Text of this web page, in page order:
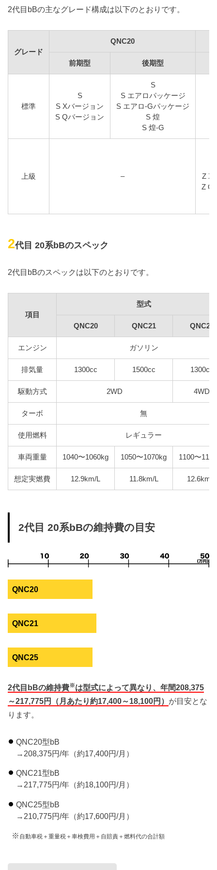
2代目bBの主なグレード構成は以下のとおりです。
グレード
QNC20
前期型 後期型
標準
S
S Xバージョン
S Qバージョン
S
S エアロパッケージ
S エアロ-Gパッケージ
S 煌
S 煌-G
上級 –
Z X
Z Q
2代目 20系bBのスペック
2代目bBのスペックは以下のとおりです。
項目
型式
QNC20 QNC21 QNC25
エンジン ガソリン
排気量 1300cc 1500cc 1300cc
駆動方式 2WD 4WD
ターボ 無
使用燃料 レギュラー
車両重量 1040〜1060kg 1050〜1070kg 1100〜
想定実燃費 12.9km/L 11.8km/L 12.6km/L
2代目 20系bBの維持費の目安
QNC20
QNC21
QNC25
2代目bBの維持費※は型式によって異なり、年間208,375
～217,775円（月あたり約17,400～18,100円） が目安とな
ります。
QNC20型bB
→208,375円/年（約17,400円/月）
QNC21型bB
→217,775円/年（約18,100円/月）
QNC25型bB
→210,775円/年（約17,600円/月）
※ 自動車税＋重量税＋車検費用＋自賠責＋燃料代の合計額